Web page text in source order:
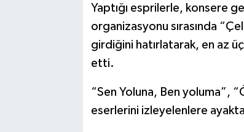
Yaptığı esprilerle, konsere
organizasyonu sırasında
girdiğini hatırlatarak, en az
etti.
“Sen Yoluna, Ben yoluma”,
eserlerini izleyelenlere